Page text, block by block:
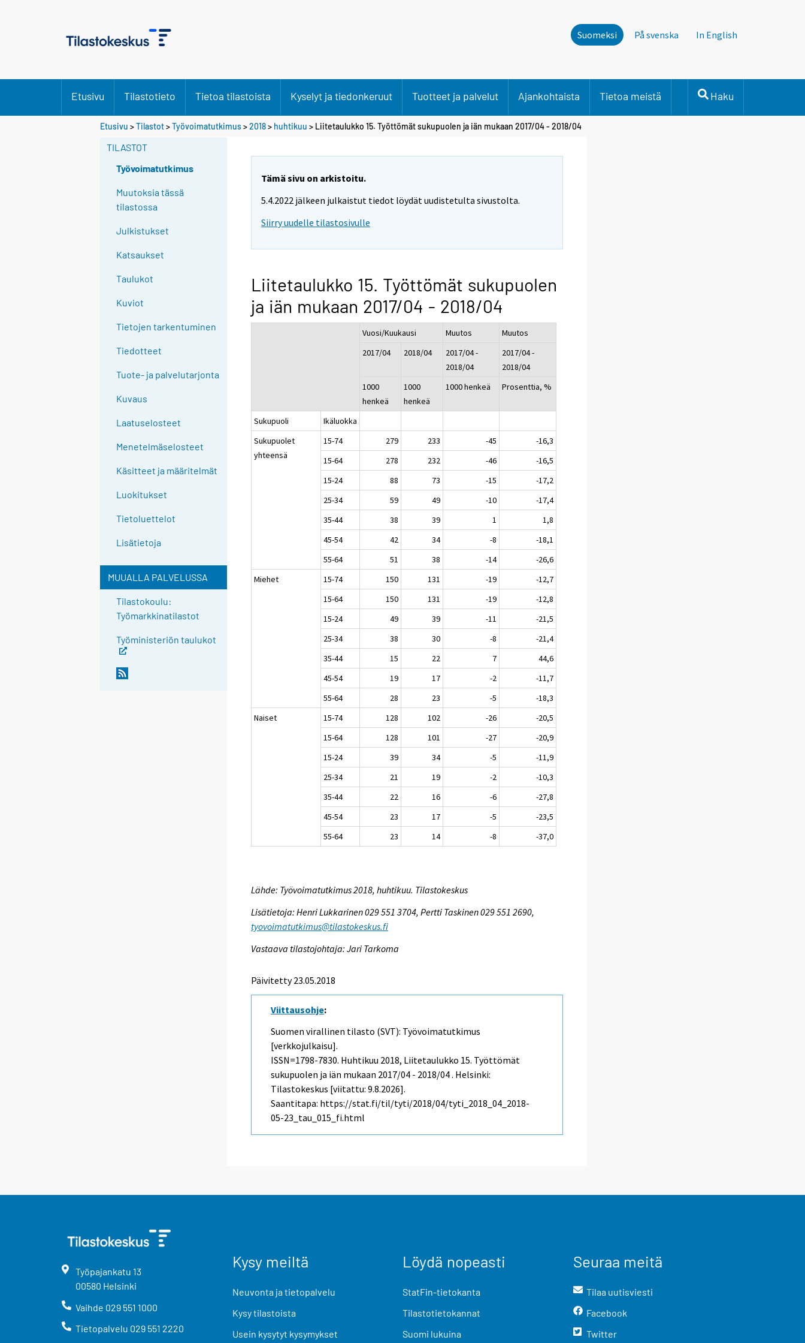
Suomeksi På svenska In English
Etusivu Tilastotieto Tietoa tilastoista Kyselyt ja tiedonkeruut Tuotteet ja palvelut Ajankohtaista Tietoa meistä Haku
Etusivu >Tilastot>Työvoimatutkimus>2018> huhtikuu > Liitetaulukko 15. Työttömät sukupuolen ja iän mukaan 2017/04 - 2018/04
TILASTOT
Työvoimatutkimus
Muutoksia tässä
tilastossa
Julkistukset
Katsaukset
Taulukot
Kuviot
Tietojen tarkentuminen
Tiedotteet
Tuote- ja palvelutarjonta
Kuvaus
Laatuselosteet
Menetelmäselosteet
Käsitteet ja määritelmät
Luokitukset
Tietoluettelot
Lisätietoja
MUUALLA PALVELUSSA
Tilastokoulu:
Työmarkkinatilastot
Työministeriön taulukot
Tämä sivu on arkistoitu.
5.4.2022 jälkeen julkaistut tiedot löydät uudistetulta sivustolta.
Siirry uudelle tilastosivulle
Liitetaulukko 15. Työttömät sukupuolen
ja iän mukaan 2017/04 - 2018/04
Vuosi/Kuukausi Muutos
Muutos
2017/04
2018/04
2017/04 -
2018/04
2017/04 -
2018/04
1000
henkeä
1000
henkeä
1000 henkeä Prosenttia, %
Sukupuoli
Ikäluokka
Sukupuolet
yhteensä
15-74 279 233 -45
-16,3
15-64
278 232 -46
-16,5
15-24
88 73 -15
-17,2
25-34
59 49 -10
-17,4
35-44
38 39 1
1,8
45-54
42 34 -8
-18,1
55-64
51 38 -14
-26,6
Miehet
15-74 150 131 -19
-12,7
15-64
150 131 -19
-12,8
15-24
49 39 -11
-21,5
25-34
38 30 -8
-21,4
35-44
15 22 7
44,6
45-54
19 17 -2
-11,7
55-64
28 23 -5
-18,3
Naiset
15-74 128 102 -26
-20,5
15-64
128 101 -27
-20,9
15-24
39 34 -5
-11,9
25-34
21 19 -2
-10,3
35-44
22 16 -6
-27,8
45-54
23 17 -5
-23,5
55-64
23 14 -8 -37,0
Lähde: Työvoimatutkimus 2018, huhtikuu. Tilastokeskus
Lisätietoja: Henri Lukkarinen 029 551 3704, Pertti Taskinen 029 551 2690,
tyovoimatutkimus@tilastokeskus.fi
Vastaava tilastojohtaja: Jari Tarkoma
Päivitetty 23.05.2018
Viittausohje:
Suomen virallinen tilasto (SVT): Työvoimatutkimus
[verkkojulkaisu].
ISSN=1798-7830. Huhtikuu 2018, Liitetaulukko 15. Työttömät
sukupuolen ja iän mukaan 2017/04 - 2018/04 . Helsinki:
Tilastokeskus [viitattu: 9.8.2026].
Saantitapa: https://stat.fi/til/tyti/2018/04/tyti_2018_04_2018-
05-23_tau_015_fi.html
Työpajankatu 13
00580 Helsinki
Vaihde 029 551 1000
Tietopalvelu 029 551 2220
Kysy meiltä
Neuvonta ja tietopalvelu
Kysy tilastoista
Usein kysytyt kysymykset
Löydä nopeasti
StatFin-tietokanta
Tilastotietokannat
Suomi lukuina
Seuraa meitä
Tilaa uutisviesti
Facebook
Twitter